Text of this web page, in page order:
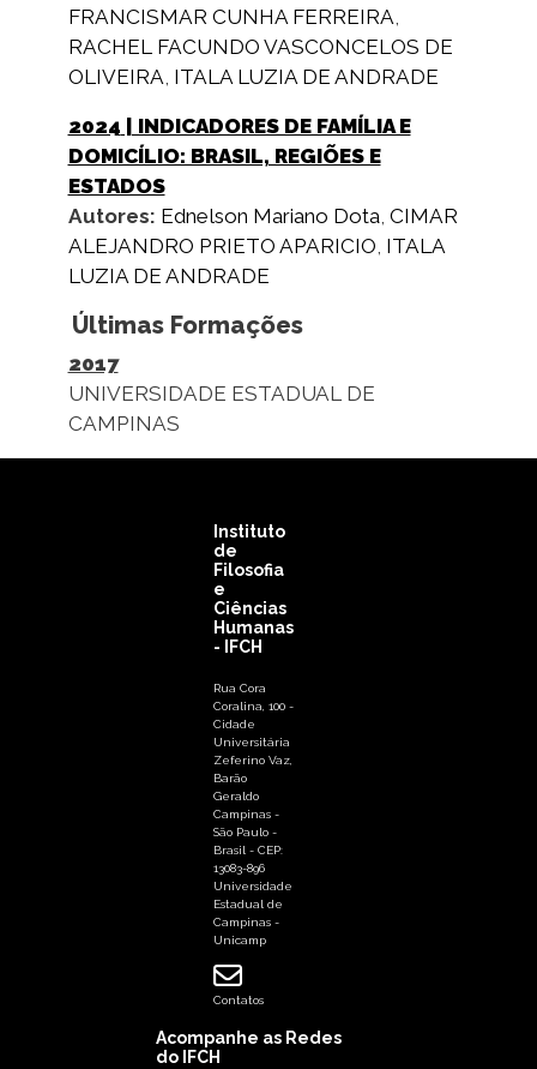
FRANCISMAR CUNHA FERREIRA
RACHEL FACUNDO VASCONCELOS DE
OLIVEIRA ITALA LUZIA DE ANDRADE
2024 | INDICADORES DE FAMÍLIA E
DOMICÍLIO: BRASIL, REGIÕES E
ESTADOS
Autores: Ednelson Mariano Dota, CIMAR
ALEJANDRO PRIETO APARICIO ITALA
LUZIA DE ANDRADE
Últimas Formações
2017
UNIVERSIDADE ESTADUAL DE
CAMPINAS
Instituto
de
Filosofia
e
Ciências
Humanas
- IFCH
Rua Cora
Coralina, 100 -
Cidade
Universitária
Zeferino Vaz,
Barão
Geraldo
Campinas -
São Paulo -
Brasil - CEP:
13083-896
Universidade
Estadual de
Campinas -
Unicamp
Contatos
Acompanhe as Redes
do IFCH